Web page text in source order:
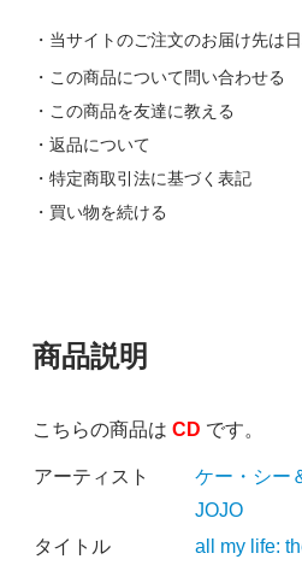
・当サイトのご注文のお届け先は
・この商品について問い合わせる
・この商品を友達に教える
・返品について
・特定商取引法に基づく表記
・買い物を続ける
商品説明
こちらの商品は CD です。
アーティスト ケー・シー
JOJO
タイトル
all my life: